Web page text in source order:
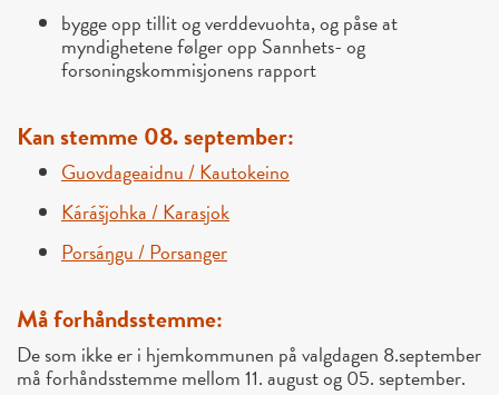
bygge opp tillit og verddevuohta, og påse at
myndighetene følger opp Sannhets- og
forsoningskommisjonens rapport
Kan stemme 08. september:
Guovdageaidnu / Kautokeino
Kárášjohka / Karasjok
Porsáŋgu / Porsanger
Må forhåndsstemme:
De som ikke er i hjemkommunen på valgdagen 8.september
må forhåndsstemme mellom 11. august og 05. september.